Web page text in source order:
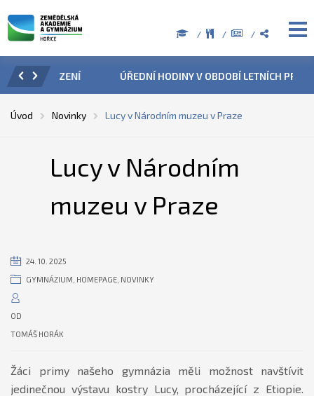
ÚŘEDNÍ HODINY V OBDOBÍ LETNÍCH PRÁZDNIN
Úvod Novinky Lucy v Národním muzeu v Praze
Lucy v Národním
muzeu v Praze
24. 10. 2025
GYMNÁZIUM HOMEPAGE NOVINKY
OD
TOMÁŠ HORÁK
Žáci primy našeho gymnázia měli možnost navštívit
jedinečnou výstavu kostry Lucy, procházející z Etiopie.